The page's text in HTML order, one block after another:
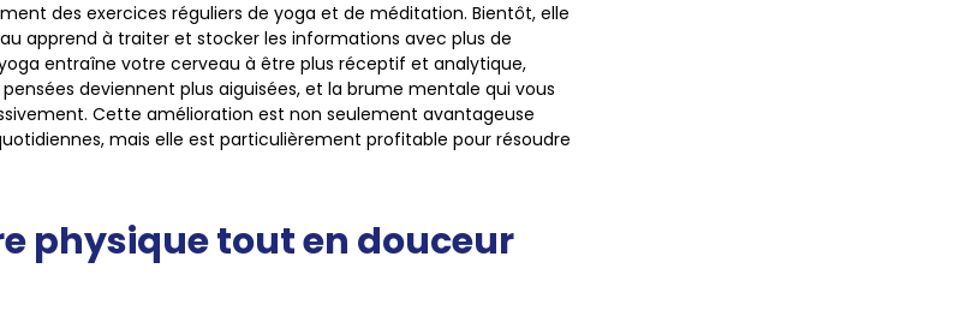
des exercices réguliers de yoga et de méditation. Bientôt, elle
apprend à traiter et stocker les informations avec plus de
entraîne votre cerveau à être plus réceptif et analytique,
deviennent plus aiguisées, et la brume mentale qui vous
Cette amélioration est non seulement avantageuse
mais elle est particulièrement profitable pour résoudre
physique tout en douceur